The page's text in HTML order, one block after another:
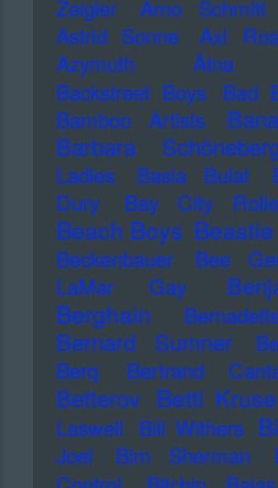
Zeigler
Arno Schmitt
Astrid Sonne
Axl
Azymuth Ätna
Backstreet Boys
Bad
Bamboo Artists
Barbara
Ladies
Basia Bulat
Dury
Bay City
Beach Boys
Beckenbauer Bee
LaMar Gay
Berghain
Bernard Sumner
Berq
Bertrand
Betterov Betti Kruse
Laswell
Bill Withers
Joel
Bim Sherman